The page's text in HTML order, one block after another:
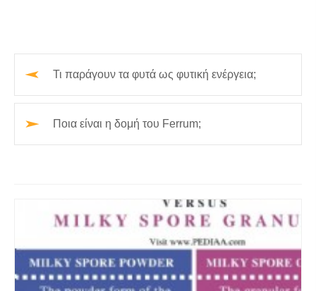
Τι παράγουν τα φυτά ως φυτική ενέργεια;
Ποια είναι η δομή του Ferrum;